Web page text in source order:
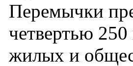
Перемычки
четвертью
жилых и